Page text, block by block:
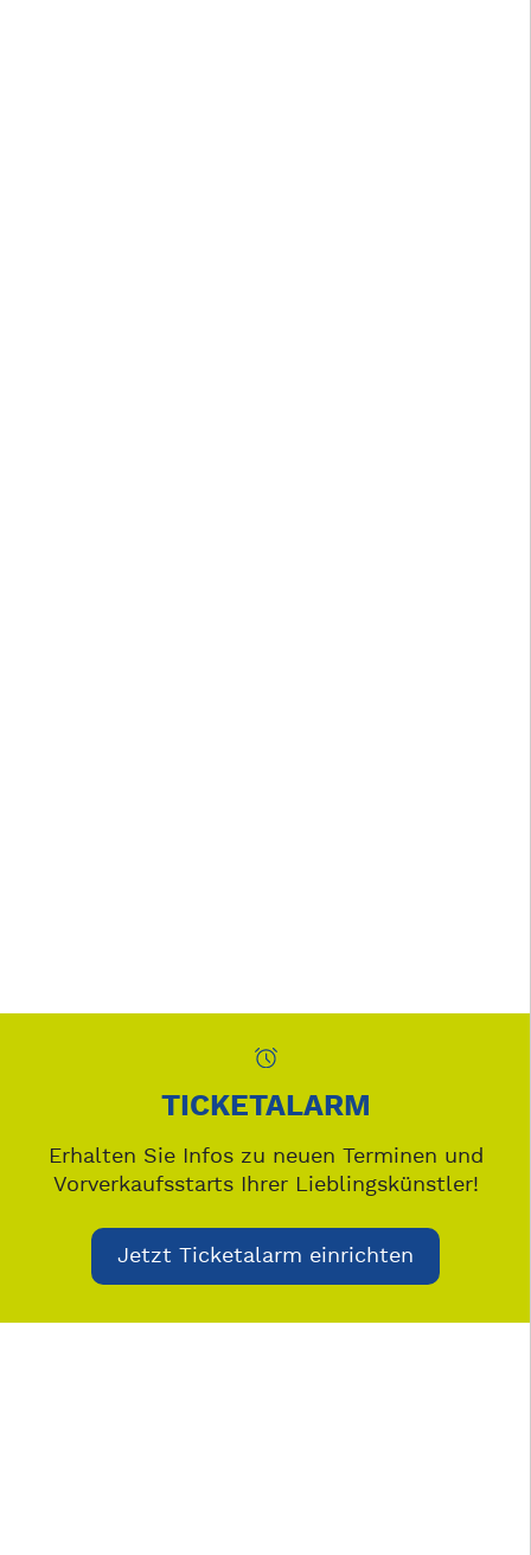
TICKETALARM
Erhalten Sie Infos zu neuen Terminen und
Vorverkaufsstarts Ihrer Lieblingskünstler!
Jetzt Ticketalarm einrichten